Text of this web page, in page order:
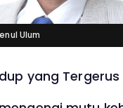
Ulum
yang Tergerus